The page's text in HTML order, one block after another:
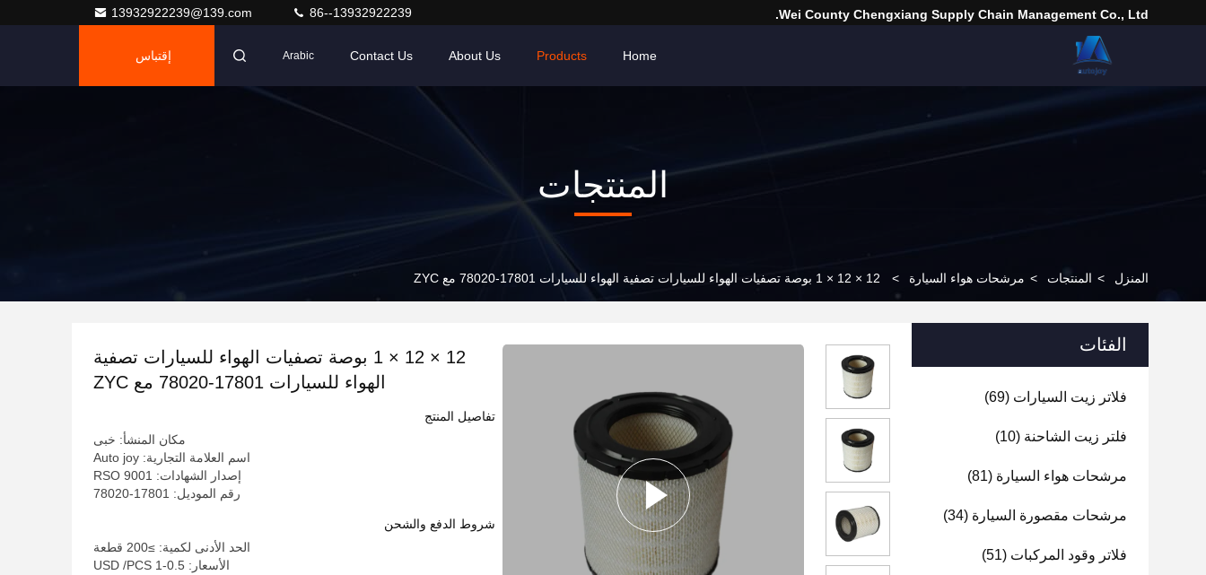
Wei County Chengxiang Supply Chain Management Co., Ltd.
13932922239@139.com 86--13932922239
Home
Products
About Us
Contact Us
Arabic إقتباس
المنتجات
المنزل > المنتجات > مرشحات هواء السيارة > 12 × 12 × 1 بوصة تصفيات الهواء للسيارات تصفية الهواء للسيارات 17801-78020 مع ZYC
الفئات
فلاتر زيت السيارات (69)
فلتر زيت الشاحنة (10)
مرشحات هواء السيارة (81)
مرشحات مقصورة السيارة (34)
فلاتر وقود المركبات (51)
12 × 12 × 1 بوصة تصفيات الهواء للسيارات تصفية
الهواء للسيارات 17801-78020 مع ZYC
تفاصيل المنتج
مكان المنشأ: خبى
اسم العلامة التجارية: Auto joy
إصدار الشهادات: RSO 9001
رقم الموديل: 17801-78020
شروط الدفع والشحن
الحد الأدنى لكمية: ≥200 قطعة
الأسعار: 0.5-1 USD /PCS